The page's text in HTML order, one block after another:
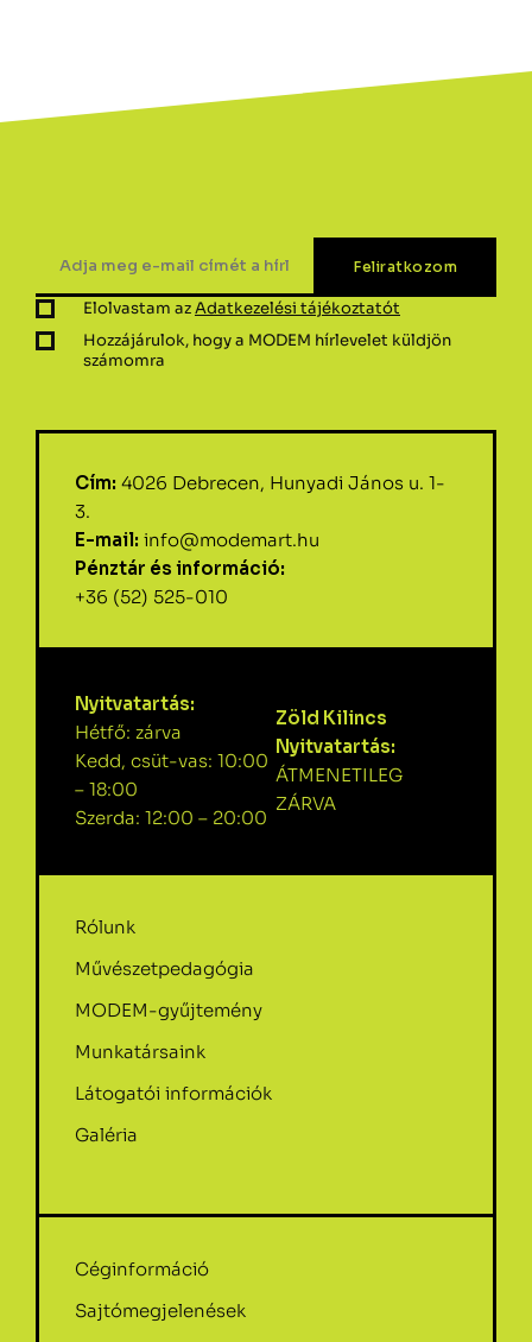
Elolvastam azAdatkezelési tájékoztatót
Hozzájárulok, hogy a MODEM hírlevelet küldjön
számomra
Cím: 4026 Debrecen, Hunyadi János u. 1-
3.
E-mail: info@modemart.hu
Pénztár és információ:
+36 (52) 525-010
Nyitvatartás:
Hétfő: zárva
Kedd, csüt-vas: 10:00
– 18:00
Szerda: 12:00 – 20:00
Zöld Kilincs
Nyitvatartás:
ÁTMENETILEG
ZÁRVA
Rólunk
Művészetpedagógia
MODEM-gyűjtemény
Munkatársaink
Látogatói információk
Galéria
Céginformáció
Sajtómegjelenések